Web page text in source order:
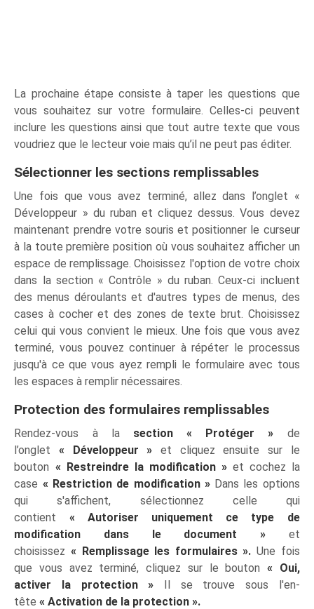
La prochaine étape consiste à taper les questions que
vous souhaitez sur votre formulaire. Celles-ci peuvent
inclure les questions ainsi que tout autre texte que vous
voudriez que le lecteur voie mais qu’il ne peut pas éditer.
Sélectionner les sections remplissables
Une fois que vous avez terminé, allez dans l’onglet «
Développeur » du ruban et cliquez dessus. Vous devez
maintenant prendre votre souris et positionner le curseur
à la toute première position où vous souhaitez afficher un
espace de remplissage. Choisissez l'option de votre choix
dans la section « Contrôle » du ruban. Ceux-ci incluent
des menus déroulants et d'autres types de menus, des
cases à cocher et des zones de texte brut. Choisissez
celui qui vous convient le mieux. Une fois que vous avez
terminé, vous pouvez continuer à répéter le processus
jusqu'à ce que vous ayez rempli le formulaire avec tous
les espaces à remplir nécessaires.
Protection des formulaires remplissables
Rendez-vous à la section « Protéger » de
l’onglet« Développeur » et cliquez ensuite sur le
bouton « Restreindre la modification »et cochez la
case « Restriction de modification »Dans les options
qui s'affichent, sélectionnez celle qui
contient « Autoriser uniquement ce type de
modification dans le document » et
choisissez« Remplissage les formulaires ». Une fois
que vous avez terminé, cliquez sur le bouton « Oui,
activer la protection » Il se trouve sous l'en-
tête« Activation de la protection ».